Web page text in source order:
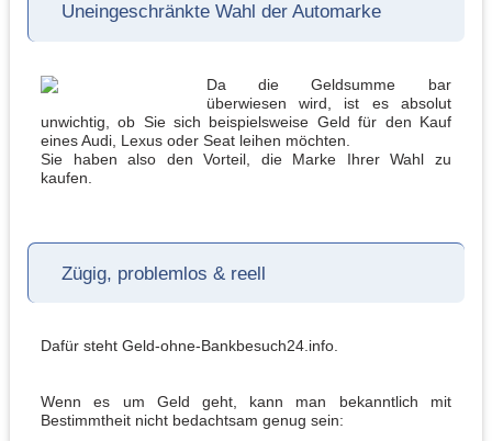
Uneingeschränkte Wahl der Automarke
Da die Geldsumme bar
überwiesen wird, ist es absolut
unwichtig, ob Sie sich beispielsweise Geld für den Kauf
eines Audi, Lexus oder Seat leihen möchten.
Sie haben also den Vorteil, die Marke Ihrer Wahl zu
kaufen.
Zügig, problemlos & reell
Dafür steht Geld-ohne-Bankbesuch24.info.
Wenn es um Geld geht, kann man bekanntlich mit
Bestimmtheit nicht bedachtsam genug sein: